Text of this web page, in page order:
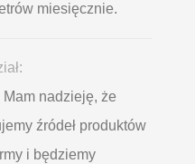
miesięcznie.
nadzieję, że
źródeł produktów
i będziemy